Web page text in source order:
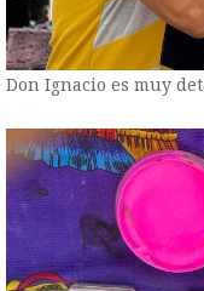
Don Ignacio es muy